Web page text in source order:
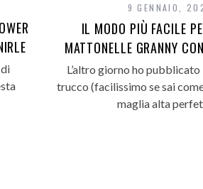
9 GENNAIO,
IL MODO PIÙ FACILE
MATTONELLE GRANNY
L’altro giorno ho
trucco (facilissimo se sai
maglia alta